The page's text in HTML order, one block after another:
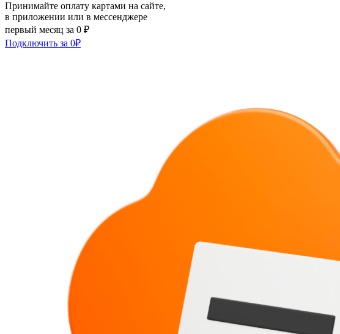
Принимайте оплату картами на сайте,
в приложении или в мессенджере
первый месяц за 0 ₽
Подключить за 0₽